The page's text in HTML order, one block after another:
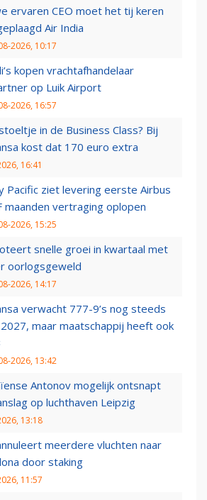
ervaren CEO moet het tij keren
Air India
2026, 10:17
kopen vrachtafhandelaar
op Luik Airport
2026, 16:57
in de Business Class? Bij
kost dat 170 euro extra
16:41
Pacific ziet levering eerste Airbus
maanden vertraging oplopen
2026, 15:25
snelle groei in kwartaal met
oorlogsgeweld
2026, 14:17
verwacht 777-9’s nog steeds
maar maatschappij heeft ook
2026, 13:42
Antonov mogelijk ontsnapt
op luchthaven Leipzig
13:18
meerdere vluchten naar
door staking
11:57